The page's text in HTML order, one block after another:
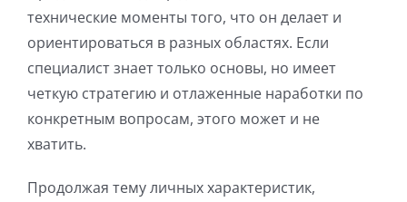
технические моменты того, что он делает и
ориентироваться в разных областях. Если
специалист знает только основы, но имеет
четкую стратегию и отлаженные наработки по
конкретным вопросам, этого может и не
хватить.
Продолжая тему личных характеристик,